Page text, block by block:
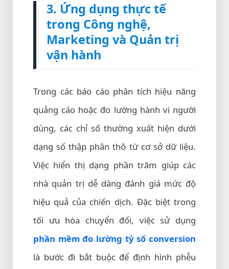
3. Ứng dụng thực tế
trong Công nghệ,
Marketing và Quản trị
vận hành
Trong các báo cáo phân tích hiệu năng
quảng cáo hoặc đo lường hành vi người
dùng, các chỉ số thường xuất hiện dưới
dạng số thập phân thô từ cơ sở dữ liệu.
Việc hiển thị dạng phần trăm giúp các
nhà quản trị dễ dàng đánh giá mức độ
hiệu quả của chiến dịch. Đặc biệt trong
tối ưu hóa chuyển đổi, việc sử dụng
phần mềm đo lường tỷ số conversion
là bước đi bắt buộc để định hình phễu